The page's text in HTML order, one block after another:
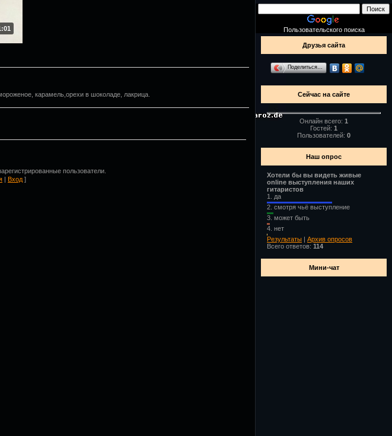
карамель,орехи в шоколаде, лакрица.
пользователи.
| Вход ]
Пользовательского поиска
Друзья сайта
Поделиться…
Сейчас на сайте
Онлайн всего: 1
Гостей: 1
Пользователей: 0
Наш опрос
Хотели бы вы видеть живые
online выступления наших
гитаристов
1. да
2. смотря чьё выступление
3. может быть
4. нет
Результаты | Архив опросов
Всего ответов: 114
Мини-чат